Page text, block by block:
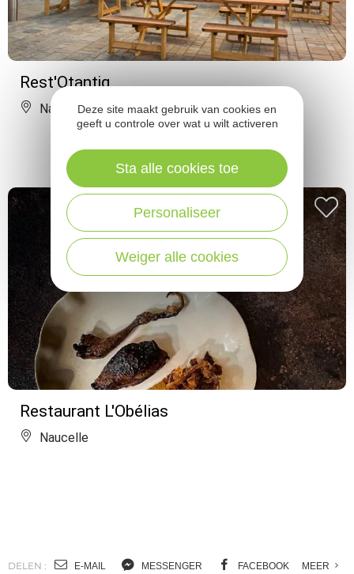
Rest'Otantiq
Naucelle
Restaurant L'Obélias
Naucelle
DELEN : E-MAIL MESSENGER FACEBOOK MEER
Deze site maakt gebruik van cookies en
geeft u controle over wat u wilt activeren
Weiger alle cookies
Personaliseer
Sta alle cookies toe